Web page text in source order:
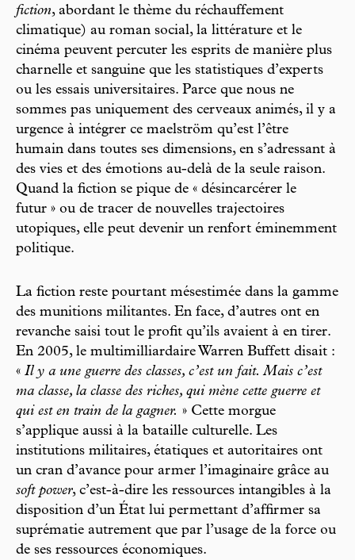
fiction, abordant le thème du réchauffement
climatique) au roman social, la littérature et le
cinéma peuvent percuter les esprits de manière plus
charnelle et sanguine que les statistiques d’experts
ou les essais universitaires. Parce que nous ne
sommes pas uniquement des cerveaux animés, il y a
urgence à intégrer ce maelström qu’est l’être
humain dans toutes ses dimensions, en s’adressant à
des vies et des émotions au-delà de la seule raison.
Quand la fiction se pique de « désincarcérer le
futur » ou de tracer de nouvelles trajectoires
utopiques, elle peut devenir un renfort éminemment
politique.
La fiction reste pourtant mésestimée dans la gamme
des munitions militantes. En face, d’autres ont en
revanche saisi tout le profit qu’ils avaient à en tirer.
En 2005, le multimilliardaire Warren Buffett disait :
« Il y a une guerre des classes, c’est un fait. Mais c’est
ma classe, la classe des riches, qui mène cette guerre et
qui est en train de la gagner. » Cette morgue
s’applique aussi à la bataille culturelle. Les
institutions militaires, étatiques et autoritaires ont
un cran d’avance pour armer l’imaginaire grâce au
soft power, c’est-à-dire les ressources intangibles à la
disposition d’un État lui permettant d’affirmer sa
suprématie autrement que par l’usage de la force ou
de ses ressources économiques.